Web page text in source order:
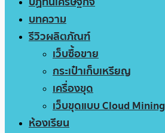
บทความ
รีวิวผลิตภัณฑ์
เว็บซื้อขาย
กระเป๋าเก็บเหรียญ
เครื่องขุด
เว็บขุดแบบ Cloud Mining
ห้องเรียน